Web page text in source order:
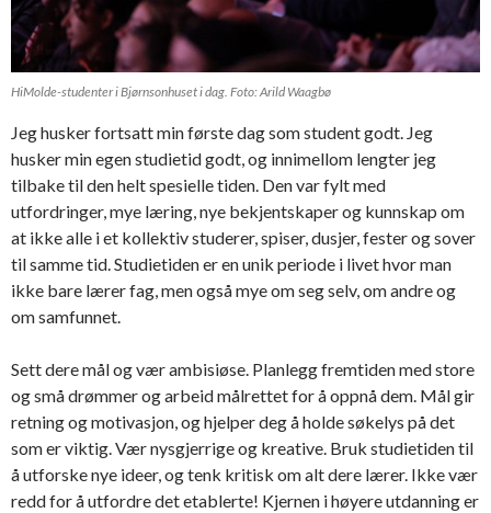
HiMolde-studenter i Bjørnsonhuset i dag. Foto: Arild Waagbø
Jeg husker fortsatt min første dag som student godt. Jeg
husker min egen studietid godt, og innimellom lengter jeg
tilbake til den helt spesielle tiden. Den var fylt med
utfordringer, mye læring, nye bekjentskaper og kunnskap om
at ikke alle i et kollektiv studerer, spiser, dusjer, fester og sover
til samme tid. Studietiden er en unik periode i livet hvor man
ikke bare lærer fag, men også mye om seg selv, om andre og
om samfunnet.
Sett dere mål og vær ambisiøse. Planlegg fremtiden med store
og små drømmer og arbeid målrettet for å oppnå dem. Mål gir
retning og motivasjon, og hjelper deg å holde søkelys på det
som er viktig. Vær nysgjerrige og kreative. Bruk studietiden til
å utforske nye ideer, og tenk kritisk om alt dere lærer. Ikke vær
redd for å utfordre det etablerte! Kjernen i høyere utdanning er